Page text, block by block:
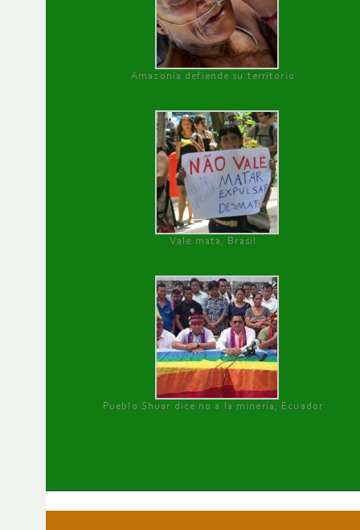
Amazonía defiende su territorio
Vale mata, Brasil
Pueblo Shuar dice no a la minería, Ecuador